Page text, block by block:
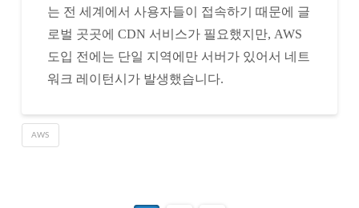
는 전 세계에서 사용자들이 접속하기 때문에 글
로벌 곳곳에 CDN 서비스가 필요했지만, AWS
도입 전에는 단일 지역에만 서버가 있어서 네트
워크 레이턴시가 발생했습니다.
AWS